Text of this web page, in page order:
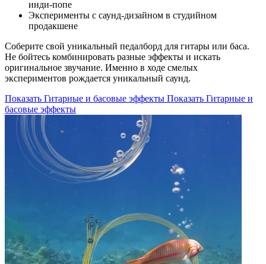
инди-попе
Эксперименты с саунд-дизайном в студийном
продакшене
Соберите свой уникальный педалборд для гитары или баса.
Не бойтесь комбинировать разные эффекты и искать
оригинальное звучание. Именно в ходе смелых
экспериментов рождается уникальный саунд.
Показать Гитарные и басовые эффекты Показать Гитарные и
басовые эффекты